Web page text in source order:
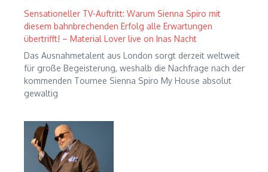
Sensationeller TV-Auftritt: Warum Sienna Spiro mit
diesem bahnbrechenden Erfolg alle Erwartungen
übertrifft! – Material Lover live on Inas Nacht
Das Ausnahmetalent aus London sorgt derzeit weltweit
für große Begeisterung, weshalb die Nachfrage nach der
kommenden Tournee Sienna Spiro My House absolut
gewaltig